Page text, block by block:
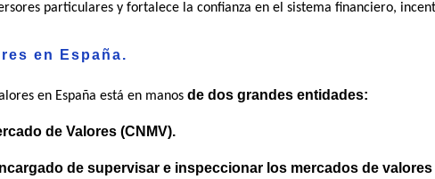
particulares y fortalece la confianza en el sistema financiero,
en España.
en España está en manos de dos grandes entidades:
de Valores (CNMV).
de supervisar e inspeccionar los mercados de